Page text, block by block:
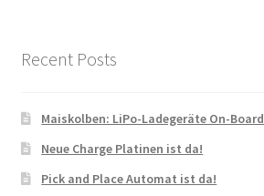
Recent Posts
Maiskolben: LiPo-Ladegeräte On-Board
Neue Charge Platinen ist da!
Pick and Place Automat ist da!